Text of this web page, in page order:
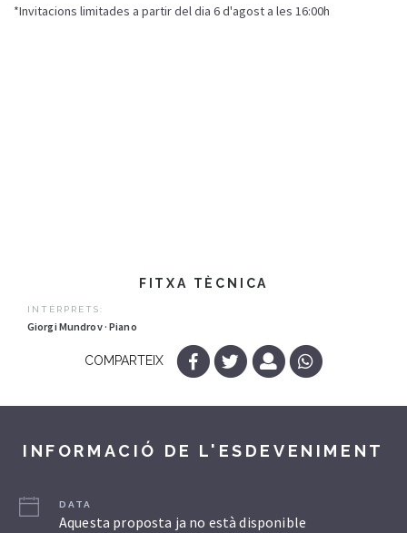
*Invitacions limitades a partir del dia 6 d'agost a les 16:00h
FITXA TÈCNICA
INTÈRPRETS:
Giorgi Mundrov · Piano
COMPARTEIX
INFORMACIÓ DE L'ESDEVENIMENT
DATA
Aquesta proposta ja no està disponible